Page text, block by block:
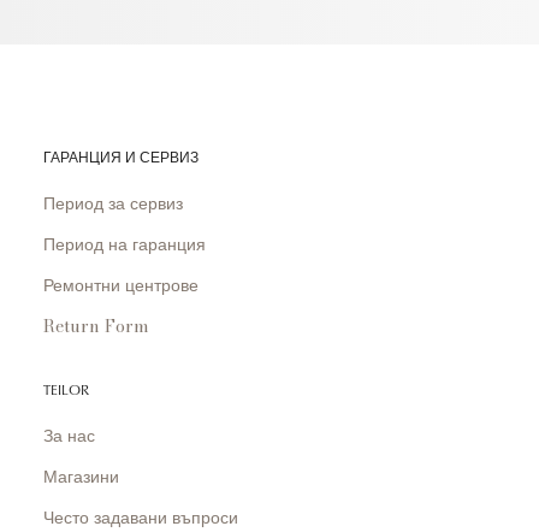
ГАРАНЦИЯ И СЕРВИЗ
Период за сервиз
Период на гаранция
Ремонтни центрове
Return Form
TEILOR
За нас
Магазини
Често задавани въпроси